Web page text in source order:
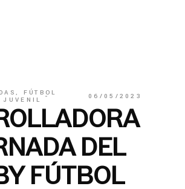
, FÚTBOL
JUVENIL
06/05/2023
DEL
FÚTBOL